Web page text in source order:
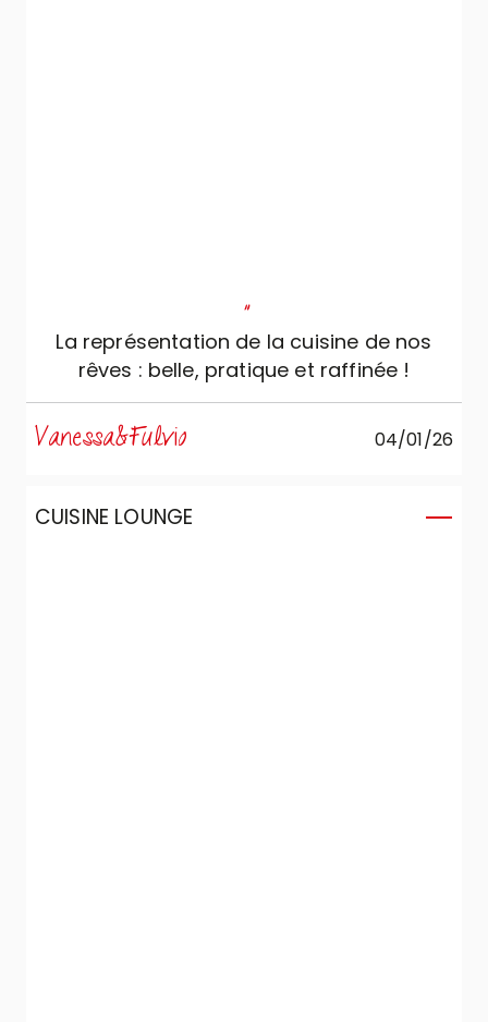
"
La représentation de la cuisine de nos
rêves : belle, pratique et raffinée !
Vanessa&Fulvio 04/01/26
CUISINE LOUNGE